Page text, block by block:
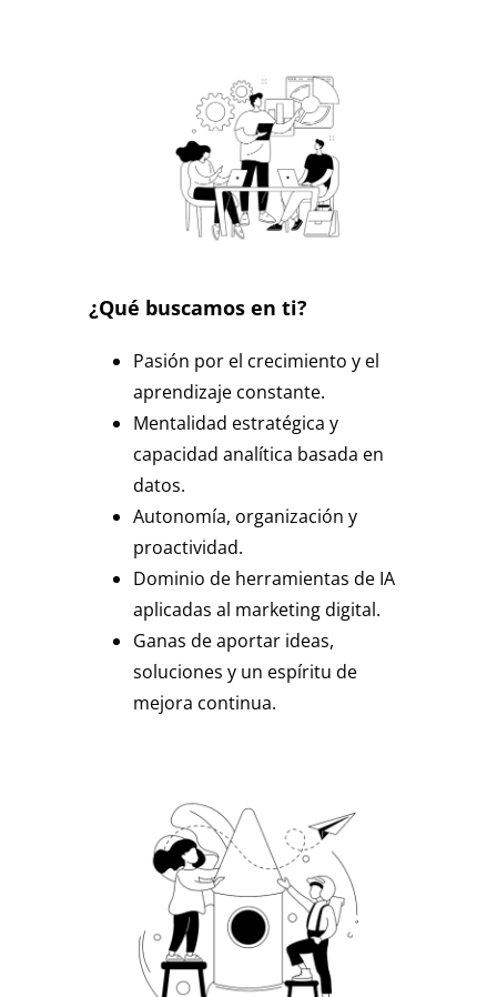
¿Qué buscamos en ti?
Pasión por el crecimiento y el
aprendizaje constante.
Mentalidad estratégica y
capacidad analítica basada en
datos.
Autonomía, organización y
proactividad.
Dominio de herramientas de IA
aplicadas al marketing digital.
Ganas de aportar ideas,
soluciones y un espíritu de
mejora continua.